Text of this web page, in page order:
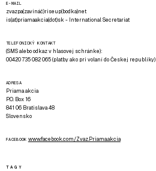
E-MAIL
zvazpa(zavináč)riseup(bodka)net
is(at)priamaakcia(dot)sk - International Secretariat
TELEFONICKÝ KONTAKT
(SMS alebo odkaz v hlasovej schránke):
00420 735 082 065 (platby ako pri volaní do Českej republiky)
ADRESA
Priama akcia
P.O. Box 16
841 06 Bratislava 48
Slovensko
FACEBOOK www.facebook.com/Zvaz.Priama.akcia
TAGY